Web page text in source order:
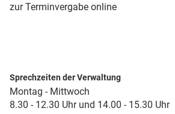
zur Terminvergabe online
Sprechzeiten der Verwaltung
Montag - Mittwoch
8.30 - 12.30 Uhr und 14.00 - 15.30 Uhr